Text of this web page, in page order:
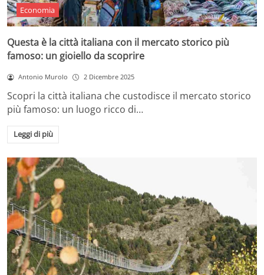
Economia
Questa è la città italiana con il mercato storico più
famoso: un gioiello da scoprire
Antonio Murolo 2 Dicembre 2025
Scopri la città italiana che custodisce il mercato storico
più famoso: un luogo ricco di…
Leggi di più